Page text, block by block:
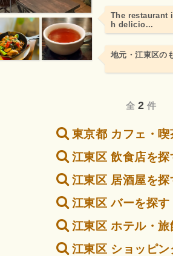
The restaurant
h delicio...
地元・江東区の
全2 件
東京都 カフェ・喫
江東区 飲食店を探
江東区 居酒屋を探
江東区 バーを探す
江東区 ホテル・旅
江東区 ショッピ